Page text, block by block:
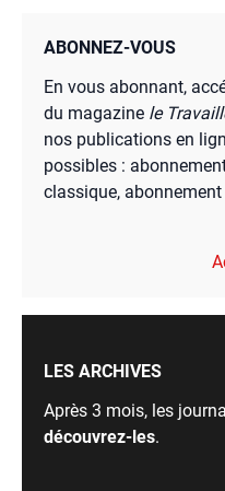
ABONNEZ-VOUS
En vous abonnant,
du magazine le
nos publications en
possibles :
classique,
LES ARCHIVES
Après 3 mois, les
découvrez-les.